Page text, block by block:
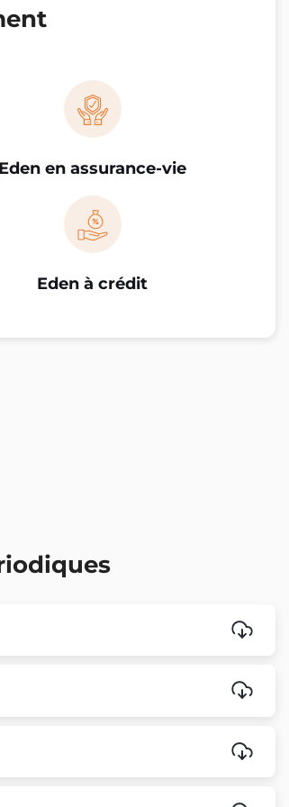
Eden en assurance-vie
Eden à crédit